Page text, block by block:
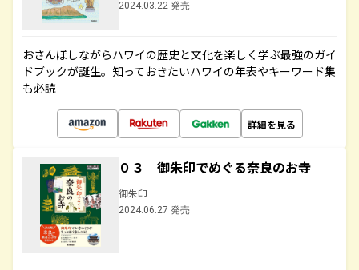
2024.03.22 発売
おさんぽしながらハワイの歴史と文化を楽しく学ぶ最強のガイ
ドブックが誕生。知っておきたいハワイの年表やキーワード集
も必読
詳細を見る
０３ 御朱印でめぐる奈良のお寺
御朱印
2024.06.27 発売